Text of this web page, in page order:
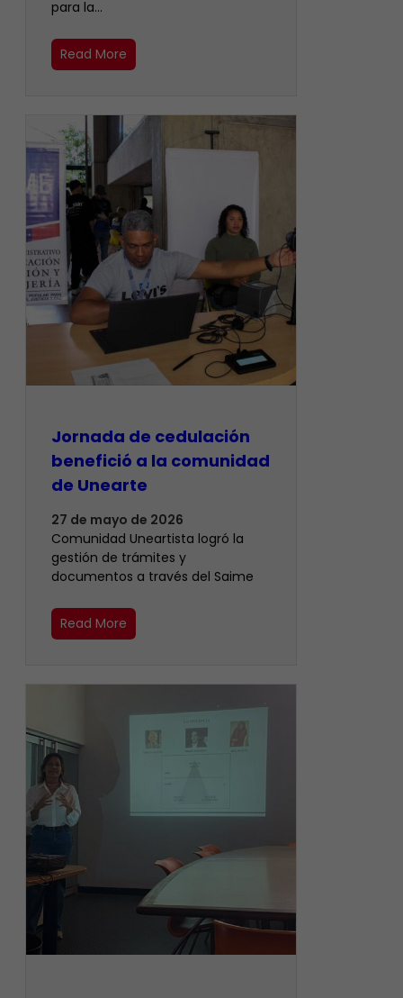
para la…
Read More
Jornada de cedulación
benefició a la comunidad
de Unearte
27 de mayo de 2026
Comunidad Uneartista logró la
gestión de trámites y
documentos a través del Saime
Read More